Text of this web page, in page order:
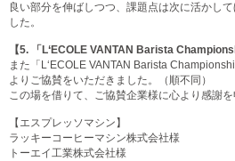
良い部分を伸ばしつつ、課題点は次に活かし
した。
【5.
「L‘ECOLE VANTAN Barista
また「L‘ECOLE VANTAN Barista
よりご協賛をいただきました。（順不同）
この場を借りて、ご協賛企業様に心より感謝を
【エスプレッソマシン】
ラッキーコーヒーマシン株式会社様
トーエイ工業株式会社様